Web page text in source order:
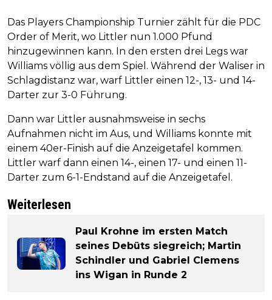
Das Players Championship Turnier zählt für die PDC
Order of Merit, wo Littler nun 1.000 Pfund
hinzugewinnen kann. In den ersten drei Legs war
Williams völlig aus dem Spiel. Während der Waliser in
Schlagdistanz war, warf Littler einen 12-, 13- und 14-
Darter zur 3-0 Führung.
Dann war Littler ausnahmsweise in sechs
Aufnahmen nicht im Aus, und Williams konnte mit
einem 40er-Finish auf die Anzeigetafel kommen.
Littler warf dann einen 14-, einen 17- und einen 11-
Darter zum 6-1-Endstand auf die Anzeigetafel.
Weiterlesen
Paul Krohne im ersten Match
seines Debüts siegreich; Martin
Schindler und Gabriel Clemens
ins Wigan in Runde 2